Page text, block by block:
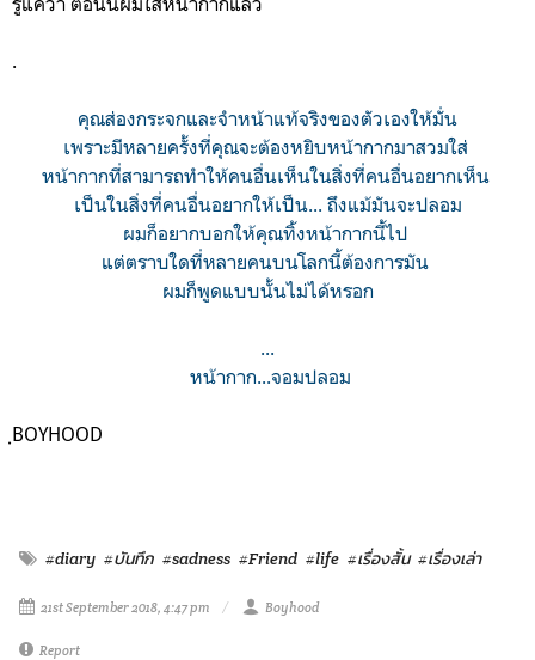
.
คุณส่องกระจกและจำหน้าแท้จริงของตัวเองให้มั่น
เพราะมีหลายครั้งที่คุณจะต้องหยิบหน้ากากมาสวมใส่
หน้ากากที่สามารถทำให้คนอื่นเห็นในสิ่งที่คนอื่นอยากเห็น
เป็นในสิ่งที่คนอื่นอยากให้เป็น... ถึงแม้มันจะปลอม
ผมก็อยากบอกให้คุณทิ้งหน้ากากนี้ไป
แต่ตราบใดที่หลายคนบนโลกนี้ต้องการมัน
ผมก็พูดแบบนั้นไม่ได้หรอก
...
หน้ากาก...จอมปลอม
ฺBOYHOOD
#diary #บันทึก #sadness #Friend #life #เรื่องสั้น #เรื่องเล่า
21st September 2018, 4:47 pm Boyhood
Report